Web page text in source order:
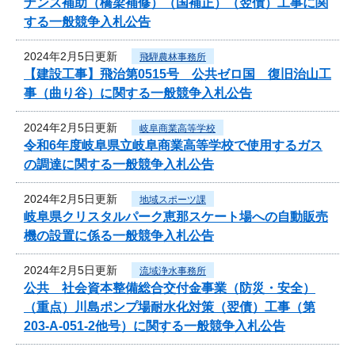
する一般競争入札公告
2024年2月5日更新 飛騨農林事務所
【建設工事】飛治第0515号 公共ゼロ国 復旧治山工
事（曲り谷）に関する一般競争入札公告
2024年2月5日更新 岐阜商業高等学校
令和6年度岐阜県立岐阜商業高等学校で使用するガス
の調達に関する一般競争入札公告
2024年2月5日更新 地域スポーツ課
岐阜県クリスタルパーク恵那スケート場への自動販売
機の設置に係る一般競争入札公告
2024年2月5日更新 流域浄水事務所
公共 社会資本整備総合交付金事業（防災・安全）
（重点）川島ポンプ場耐水化対策（翌債）工事（第
203-A-051-2他号）に関する一般競争入札公告